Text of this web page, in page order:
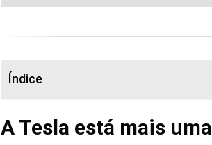
Índice
A Tesla está mais